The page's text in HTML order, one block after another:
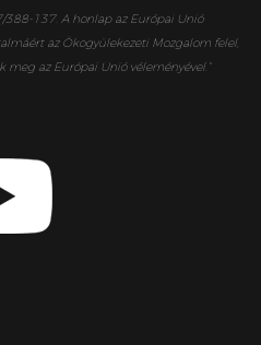
388-137. A honlap az Európai Unió
az Ökogyülekezeti Mozgalom felel,
meg az Európai Unió véleményével.”